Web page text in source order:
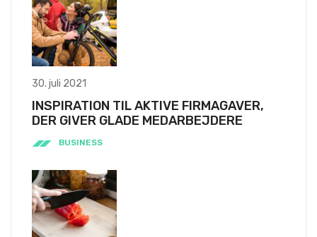
30. juli 2021
INSPIRATION TIL AKTIVE FIRMAGAVER,
DER GIVER GLADE MEDARBEJDERE
BUSINESS